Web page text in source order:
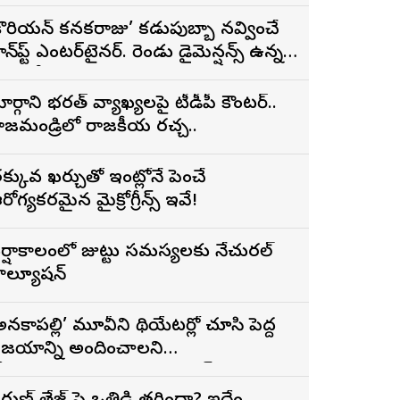
కనకరాజు’ కడుపుబ్బా నవ్వించే
ఎంటర్‌టైనర్. రెండు డైమెన్షన్స్ ఉన్న
తేజ్
భరత్ వ్యాఖ్యలపై టీడీపీ కౌంటర్..
రాజకీయ రచ్చ..
ఖర్చుతో ఇంట్లోనే పెంచే
మైక్రోగ్రీన్స్ ఇవే!
జుట్టు సమస్యలకు నేచురల్
మూవీని థియేటర్లో చూసి పెద్ద
అందించాలని